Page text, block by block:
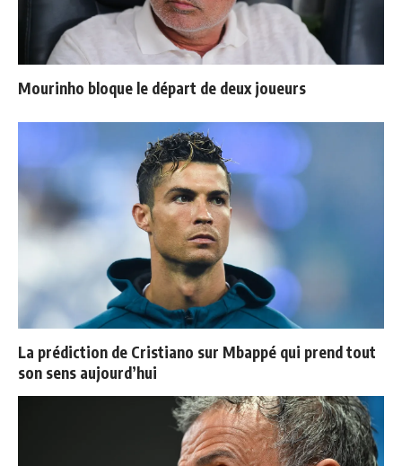
Mourinho bloque le départ de deux joueurs
La prédiction de Cristiano sur Mbappé qui prend tout
son sens aujourd’hui